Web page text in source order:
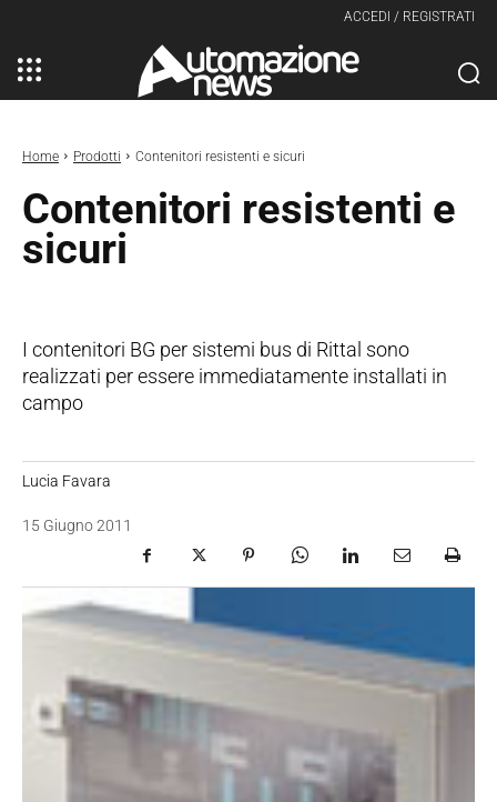
ACCEDI / REGISTRATI
Home Prodotti Contenitori resistenti e sicuri
Contenitori resistenti e
sicuri
I contenitori BG per sistemi bus di Rittal sono
realizzati per essere immediatamente installati in
campo
Lucia Favara
15 Giugno 2011